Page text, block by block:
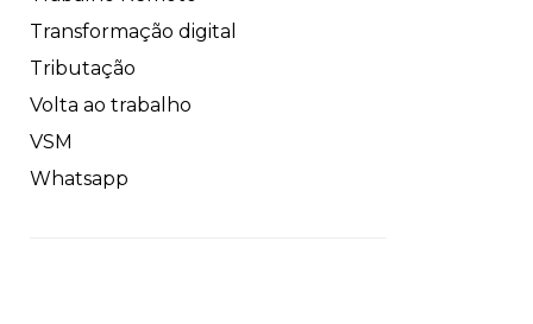
Transformação digital
Tributação
Volta ao trabalho
VSM
Whatsapp